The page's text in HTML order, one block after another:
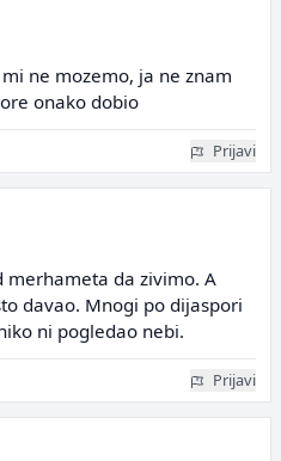
ne mozemo, ja ne znam
onako dobio
Prijavi
merhameta da zivimo. A
davao. Mnogi po dijaspori
ni pogledao nebi.
Prijavi